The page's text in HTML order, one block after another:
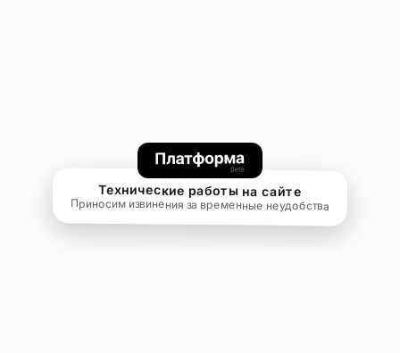
Технические работы на сайте
Приносим извинения за временные неудобства